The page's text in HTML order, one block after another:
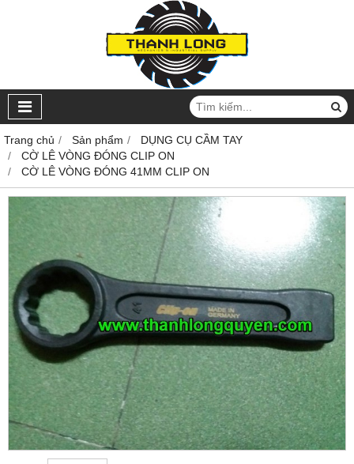
Trang chủ Sản phẩm
DỤNG CỤ CẦM TAY
CỜ LÊ VÒNG ĐÓNG CLIP ON
CỜ LÊ VÒNG ĐÓNG 41MM CLIP ON